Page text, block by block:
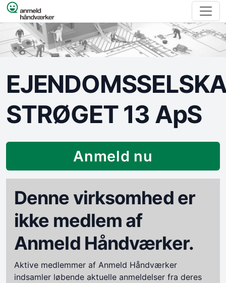
Spring til indhold
STRØGET 13 ApS
Anmeld nu
Denne virksomhed er
ikke medlem af
Anmeld Håndværker.
Aktive medlemmer af Anmeld Håndværker
indsamler løbende aktuelle anmeldelser fra deres